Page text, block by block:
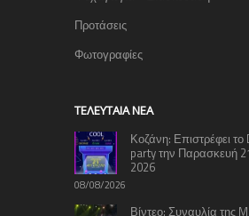
Προτάσεις
Φωτογραφίες
TΕΛΕΥΤΑΊΑ ΝΈΑ
Κοζάνη: Επιστρέφει
party την Παρασκευή
2026
08/08/2026
Βίντεο: Συναυλία της